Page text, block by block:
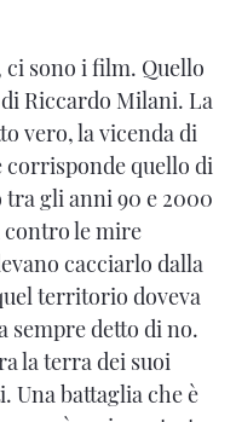
sono i film. Quello
di Riccardo Milani. La
vero, la vicenda di
corrisponde quello di
tra gli anni 90 e 2000
contro le mire
cacciarlo dalla
territorio doveva
sempre detto di no.
la terra dei suoi
Una battaglia che è